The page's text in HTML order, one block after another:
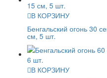
В КОРЗИНУ
Бенгальский огонь 30
см, 5 шт.
В КОРЗИНУ